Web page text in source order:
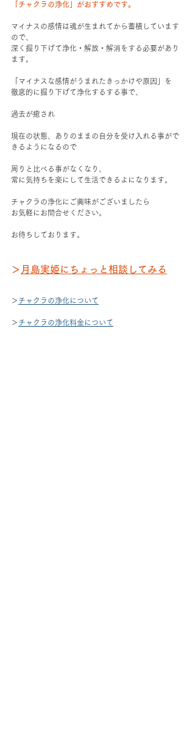
「チャクラの浄化」がおすすめです。
マイナスの感情は魂が生まれてから蓄積しています
ので、
深く掘り下げて浄化・解放・解消をする必要があり
ます。
「マイナスな感情がうまれたきっかけや原因」を
徹底的に掘り下げて浄化するする事で、
過去が癒され
現在の状態、ありのままの自分を受け入れる事がで
きるようになるので
周りと比べる事がなくなり、
常に気持ちを楽にして生活できるよになります。
チャクラの浄化にご興味がございましたら
お気軽にお問合せください。
お待ちしております。
＞ 月島実姫にちょっと相談してみる
＞ チャクラの浄化について
＞ チャクラの浄化料金について